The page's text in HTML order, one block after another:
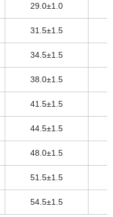
29.0±1.0
31.5±1.5
34.5±1.5
38.0±1.5
41.5±1.5
44.5±1.5
48.0±1.5
51.5±1.5
54.5±1.5